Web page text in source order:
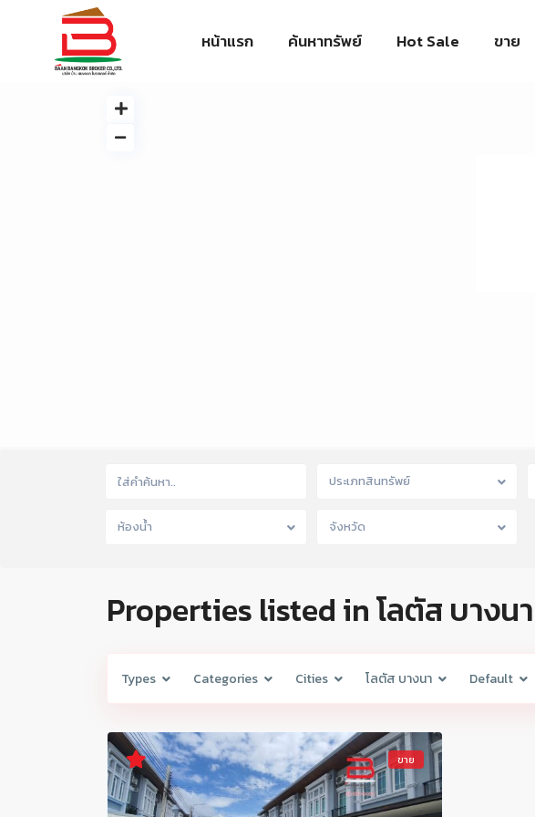
หน้าแรก ค้นหาทรัพย์ Hot Sale ขาย
ประเภทสินทรัพย์
ห้องน้ำ จังหวัด
Properties listed in โลตัส บางนา
Types Categories Cities โลตัส บางนา Default
ขาย